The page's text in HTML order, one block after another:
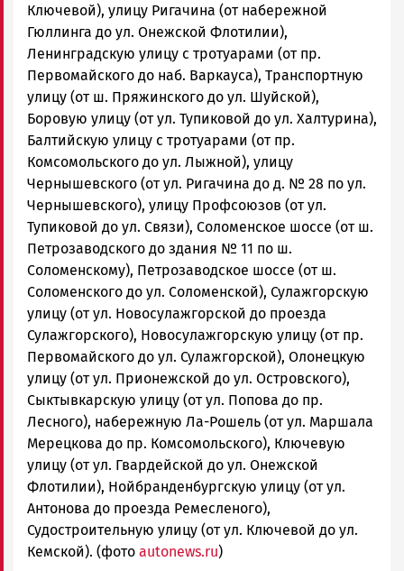
Ключевой), улицу Ригачина (от набережной
Гюллинга до ул. Онежской Флотилии),
Ленинградскую улицу с тротуарами (от пр.
Первомайского до наб. Варкауса), Транспортную
улицу (от ш. Пряжинского до ул. Шуйской),
Боровую улицу (от ул. Тупиковой до ул. Халтурина),
Балтийскую улицу с тротуарами (от пр.
Комсомольского до ул. Лыжной), улицу
Чернышевского (от ул. Ригачина до д. № 28 по ул.
Чернышевского), улицу Профсоюзов (от ул.
Тупиковой до ул. Связи), Соломенское шоссе (от ш.
Петрозаводского до здания № 11 по ш.
Соломенскому), Петрозаводское шоссе (от ш.
Соломенского до ул. Соломенской), Сулажгорскую
улицу (от ул. Новосулажгорской до проезда
Сулажгорского), Новосулажгорскую улицу (от пр.
Первомайского до ул. Сулажгорской), Олонецкую
улицу (от ул. Прионежской до ул. Островского),
Сыктывкарскую улицу (от ул. Попова до пр.
Лесного), набережную Ла-Рошель (от ул. Маршала
Мерецкова до пр. Комсомольского), Ключевую
улицу (от ул. Гвардейской до ул. Онежской
Флотилии), Нойбранденбургскую улицу (от ул.
Антонова до проезда Ремесленого),
Судостроительную улицу (от ул. Ключевой до ул.
Кемской). (фото autonews.ru)